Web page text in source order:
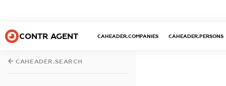
CONTR AGENT CAHEADER.COMPANIES CAHEADER.PERSONS
CAHEADER.SEARCH